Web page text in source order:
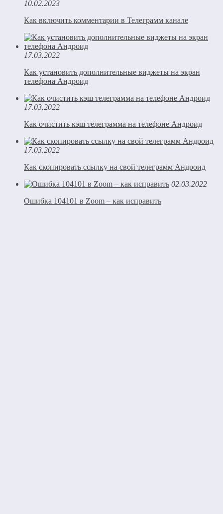
10.02.2023
Как включить комментарии в Телеграмм канале
17.03.2022
Как установить дополнительные виджеты на экран
телефона Андроид
17.03.2022
Как очистить кэш телеграмма на телефоне Андроид
17.03.2022
Как скопировать ссылку на свой телеграмм Андроид
02.03.2022
Ошибка 104101 в Zoom – как исправить